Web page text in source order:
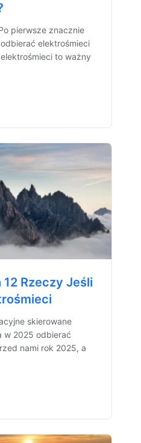
pierwsze znacznie
elektrośmieci
to ważny
Rzeczy Jeśli
skierowane
w 2025 odbierać
nami rok 2025, a